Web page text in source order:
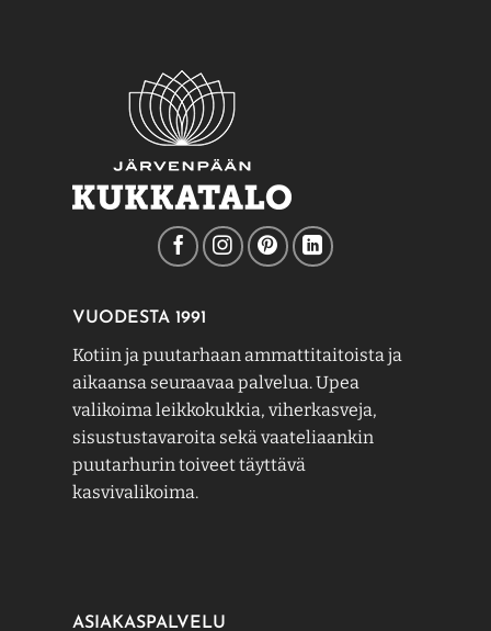
valinnat
tuotteen
sivulla.
VUODESTA 1991
Kotiin ja puutarhaan ammattitaitoista ja
aikaansa seuraavaa palvelua. Upea
valikoima leikkokukkia, viherkasveja,
sisustustavaroita sekä vaateliaankin
puutarhurin toiveet täyttävä
kasvivalikoima.
ASIAKASPALVELU